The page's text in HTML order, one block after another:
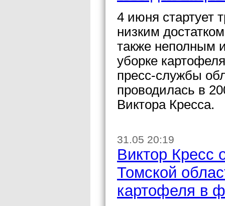
4 июня стартует
низким
также неполным
уборке
пресс-службы
проводилась в
Виктора Кресса.
31.05 20:19
Виктор Кресс
Томской
картофеля в